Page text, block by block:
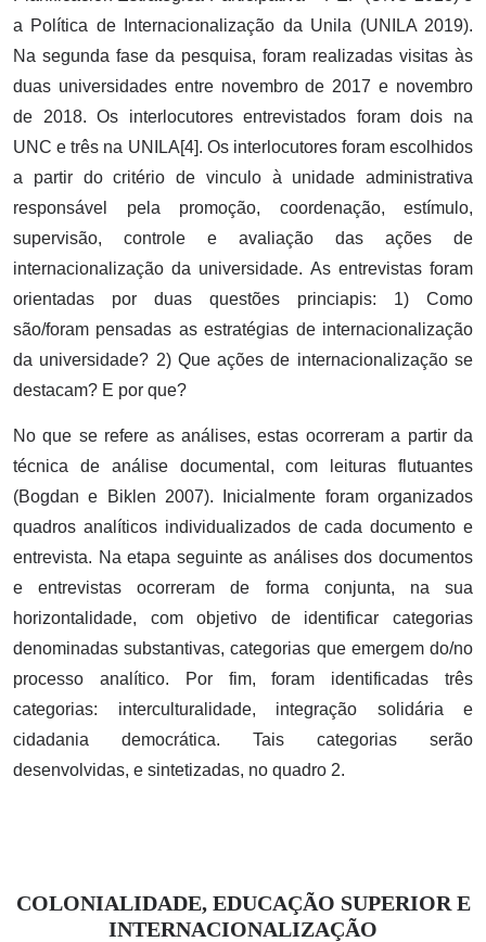
a Política de Internacionalização da Unila (UNILA 2019).
Na segunda fase da pesquisa, foram realizadas visitas às
duas universidades entre novembro de 2017 e novembro
de 2018. Os interlocutores entrevistados foram dois na
UNC e três na UNILA[4]. Os interlocutores foram escolhidos
a partir do critério de vinculo à unidade administrativa
responsável pela promoção, coordenação, estímulo,
supervisão, controle e avaliação das ações de
internacionalização da universidade. As entrevistas foram
orientadas por duas questões princiapis: 1) Como
são/foram pensadas as estratégias de internacionalização
da universidade? 2) Que ações de internacionalização se
destacam? E por que?
No que se refere as análises, estas ocorreram a partir da
técnica de análise documental, com leituras flutuantes
(Bogdan e Biklen 2007). Inicialmente foram organizados
quadros analíticos individualizados de cada documento e
entrevista. Na etapa seguinte as análises dos documentos
e entrevistas ocorreram de forma conjunta, na sua
horizontalidade, com objetivo de identificar categorias
denominadas substantivas, categorias que emergem do/no
processo analítico. Por fim, foram identificadas três
categorias: interculturalidade, integração solidária e
cidadania democrática. Tais categorias serão
desenvolvidas, e sintetizadas, no quadro 2.
COLONIALIDADE, EDUCAÇÃO SUPERIOR E
INTERNACIONALIZAÇÃO